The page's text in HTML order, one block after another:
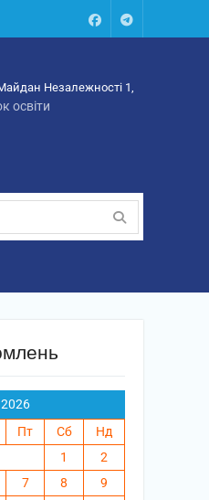
FacebookTalegram
Незалежності 1,
освіти
Пт Сб
Нд
1
2
7 8
9